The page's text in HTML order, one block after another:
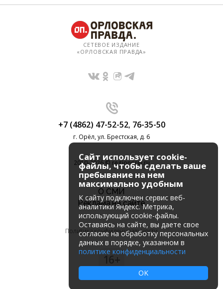
СЕТЕВОЕ ИЗДАНИЕ
«ОРЛОВСКАЯ ПРАВДА»
+7 (4862) 47-52-52, 76-35-50
г. Орёл, ул. Брестская, д. 6
2010-2026 © regionorel.ru
О СМИ
Реклама на сайте
Политика конфиденциальности
16+
Сайт использует cookie-
файлы, чтобы сделать ваше
пребывание на нем
максимально удобным
К cайту подключен сервис веб-
аналитики Яндекс. Метрика,
использующий cookie-файлы.
Оставаясь на сайте, вы даете свое
согласие на обработку персональных
данных в порядке, указанном в
политике конфиденциальности
OK